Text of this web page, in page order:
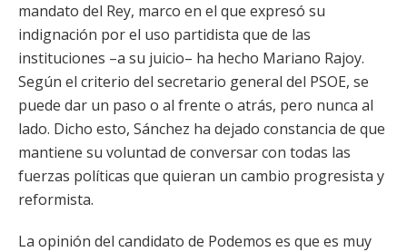
mandato del Rey, marco en el que expresó su
indignación por el uso partidista que de las
instituciones –a su juicio– ha hecho Mariano Rajoy.
Según el criterio del secretario general del PSOE, se
puede dar un paso o al frente o atrás, pero nunca al
lado. Dicho esto, Sánchez ha dejado constancia de que
mantiene su voluntad de conversar con todas las
fuerzas políticas que quieran un cambio progresista y
reformista.
La opinión del candidato de Podemos es que es muy